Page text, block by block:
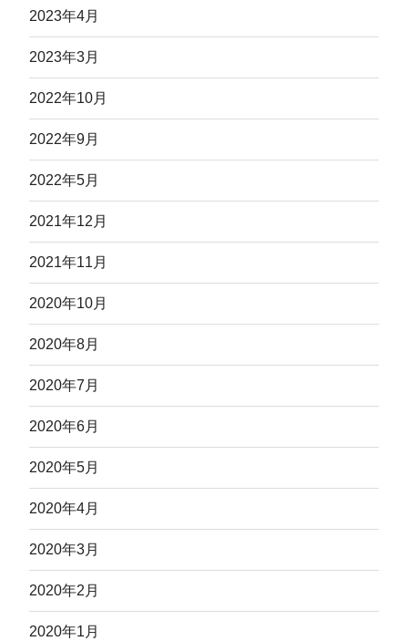
2023年4月
2023年3月
2022年10月
2022年9月
2022年5月
2021年12月
2021年11月
2020年10月
2020年8月
2020年7月
2020年6月
2020年5月
2020年4月
2020年3月
2020年2月
2020年1月